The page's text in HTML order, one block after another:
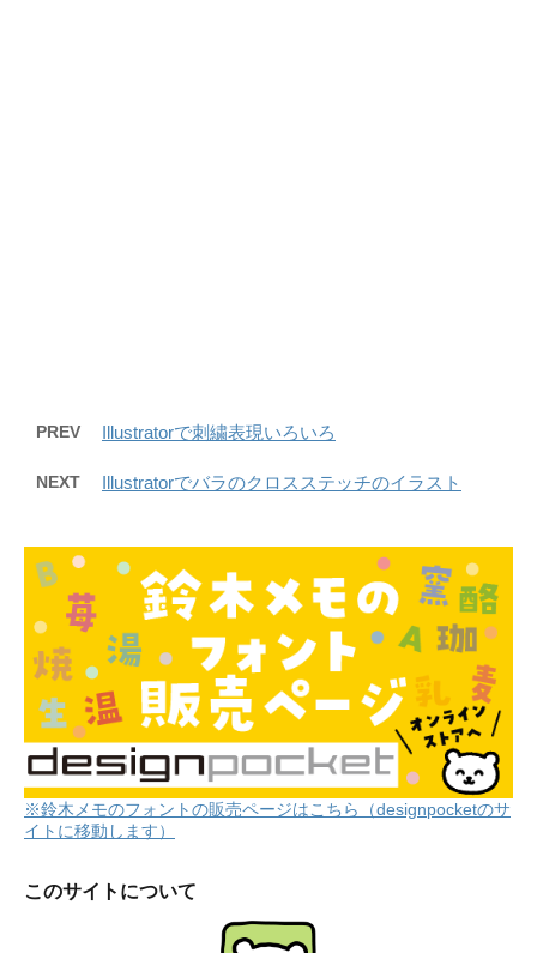
PREV Illustratorで刺繍表現いろいろ
NEXT Illustratorでバラのクロスステッチのイラスト
※鈴木メモのフォントの販売ページはこちら（designpocketのサ
イトに移動します）
このサイトについて